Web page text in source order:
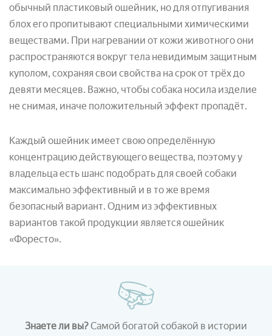
обычный пластиковый ошейник, но для отпугивания
блох его пропитывают специальными химическими
веществами. При нагревании от кожи животного они
распространяются вокруг тела невидимым защитным
куполом, сохраняя свои свойства на срок от трёх до
девяти месяцев. Важно, чтобы собака носила изделие
не снимая, иначе положительный эффект пропадёт.
Каждый ошейник имеет свою определённую
концентрацию действующего вещества, поэтому у
владельца есть шанс подобрать для своей собаки
максимально эффективный и в то же время
безопасный вариант. Одним из эффективных
вариантов такой продукции является ошейник
«Форесто».
Знаете ли вы?Самой богатой собакой в истории